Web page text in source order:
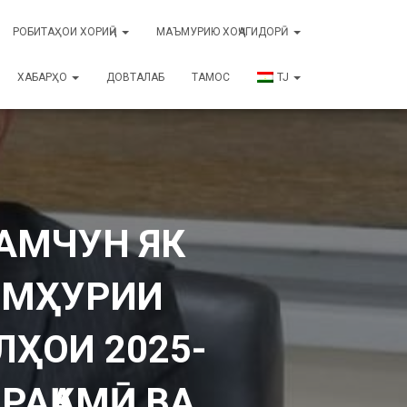
РОБИТАҲОИ ХОРИҶӢ МАЪМУРИЮ ХОҶАГИДОРӢ
ХАБАРҲО ДОВТАЛАБ ТАМОС TJ
ЯК
2025-